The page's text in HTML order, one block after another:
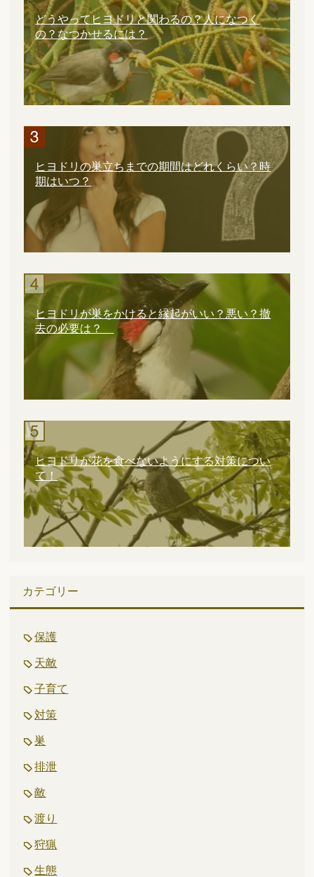
どうやってヒヨドリと関わるの？人になつく
の？なつかせるには？
ヒヨドリの巣立ちまでの期間はどれくらい？時
期はいつ？
ヒヨドリが巣をかけると縁起がいい？悪い？撤
去の必要は？
ヒヨドリが花を食べないようにする対策につい
て！
カテゴリー
保護
天敵
子育て
対策
巣
排泄
敵
渡り
狩猟
生態